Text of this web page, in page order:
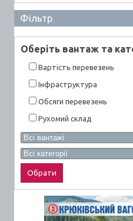
Фільтр
Оберiть вантаж та
Вартiсть перевезень
Інфраструктура
Обсяги перевезень
Рухомий склад